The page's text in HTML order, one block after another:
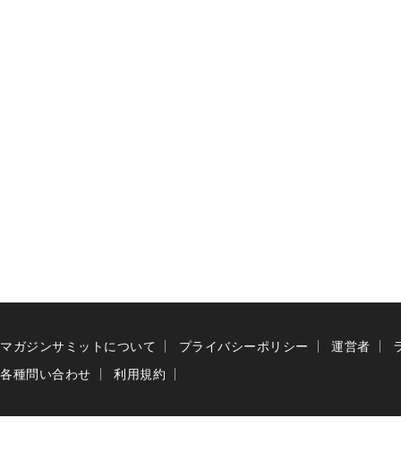
マガジンサミットについて プライバシーポリシー 運営者
各種問い合わせ
利用規約